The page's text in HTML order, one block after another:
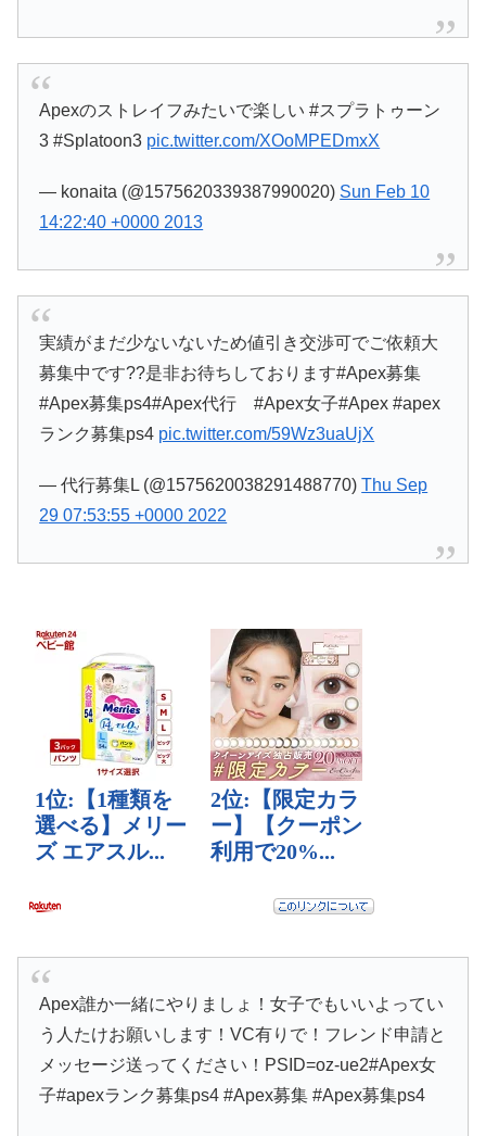
Apexのストレイフみたいで楽しい #スプラトゥーン
3 #Splatoon3 pic.twitter.com/XOoMPEDmxX
— konaita (@1575620339387990020) Sun Feb 10
14:22:40 +0000 2013
実績がまだ少ないないため値引き交渉可でご依頼大
募集中です??是非お待ちしております#Apex募集
#Apex募集ps4#Apex代行 #Apex女子#Apex #apex
ランク募集ps4 pic.twitter.com/59Wz3uaUjX
— 代行募集L (@1575620038291488770)Thu Sep
29 07:53:55 +0000 2022
Apex誰か一緒にやりましょ！女子でもいいよってい
う人たけお願いします！VC有りで！フレンド申請と
メッセージ送ってください！PSID=oz-ue2#Apex女
子#apexランク募集ps4 #Apex募集 #Apex募集ps4